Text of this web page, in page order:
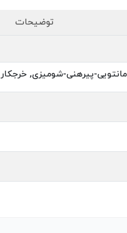
توضیحات
پیرهنی-شومیزی, خرجکار